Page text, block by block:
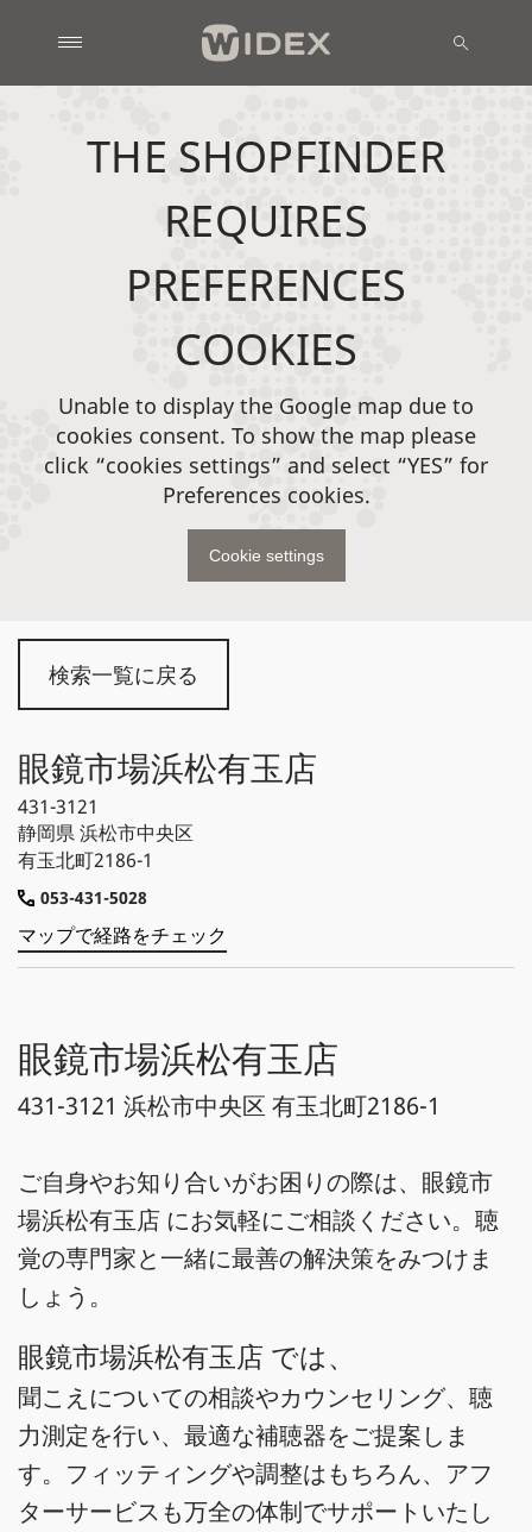
検索一覧に戻る
眼鏡市場浜松有玉店
431-3121
静岡県浜松市中央区
有玉北町2186-1
053-431-5028
マップで経路をチェック
眼鏡市場浜松有玉店
431-3121 浜松市中央区 有玉北町2186-1
ご自身やお知り合いがお困りの際は、眼鏡市
場浜松有玉店 にお気軽にご相談ください。聴
覚の専門家と一緒に最善の解決策をみつけま
しょう。
眼鏡市場浜松有玉店 では、
聞こえについての相談やカウンセリング、聴
力測定を行い、最適な補聴器をご提案しま
す。フィッティングや調整はもちろん、アフ
ターサービスも万全の体制でサポートいたし
THE SHOPFINDER
REQUIRES
PREFERENCES
COOKIES
Unable to display the Google map due to
cookies consent. To show the map please
click “cookies settings” and select “YES” for
Preferences cookies.
Cookie settings